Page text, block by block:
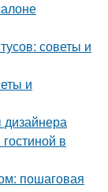
советы и
и
дизайнера
в
пошаговая